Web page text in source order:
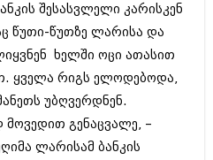
შესასვლელი კარისკენ
წუთი-წუთზე ლარისა და
ხელში ოცი ათასით
ყველა რიგს ელოდებოდა,
უბღვერდნენ.
მოვედით გენაცვალე, –
ლარისამ ბანკის